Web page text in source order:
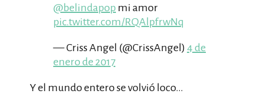
@belindapop mi amor
pic.twitter.com/RQAlpfrwNq
— Criss Angel (@CrissAngel) 4 de
enero de 2017
Y el mundo entero se volvió loco…